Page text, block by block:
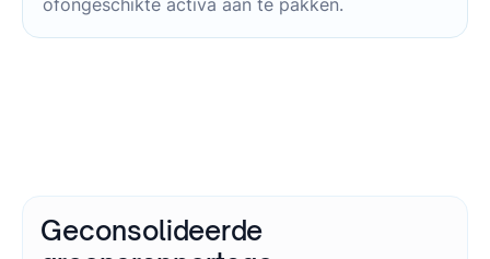
Geconsolideerde